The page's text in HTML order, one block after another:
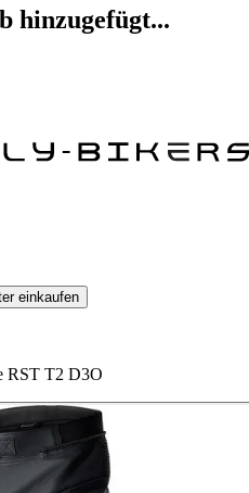
hinzugefügt...
einkaufen
RST T2 D3O